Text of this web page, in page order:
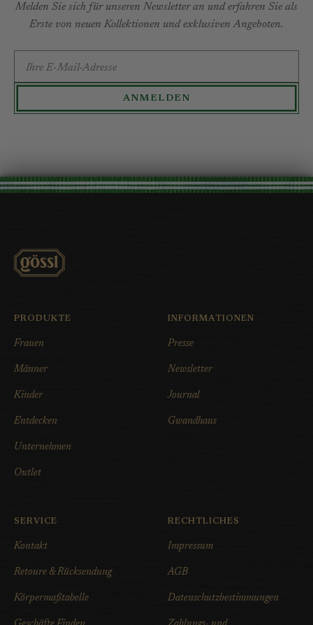
Melden Sie sich für unseren Newsletter an und erfahren Sie als
Erste von neuen Kollektionen und exklusiven Angeboten.
ANMELDEN
PRODUKTE
Frauen
Männer
Kinder
Entdecken
Unternehmen
Outlet
INFORMATIONEN
Presse
Newsletter
Journal
Gwandhaus
SERVICE
Kontakt
Retoure & Rücksendung
Körpermaßtabelle
RECHTLICHES
Impressum
AGB
Datenschutzbestimmungen